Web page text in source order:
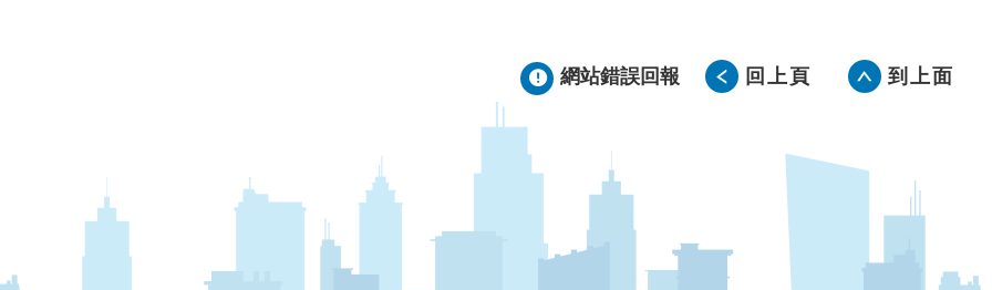
網站錯誤回報 回上頁 到上面